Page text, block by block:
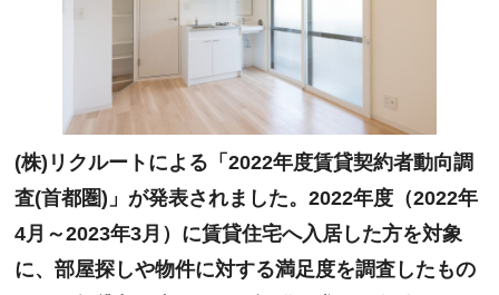
(株)リクルートによる「2022年度賃貸契約者動向調
査(首都圏)」が発表されました。2022年度（2022年
4月～2023年3月）に賃貸住宅へ入居した方を対象
に、部屋探しや物件に対する満足度を調査したもの